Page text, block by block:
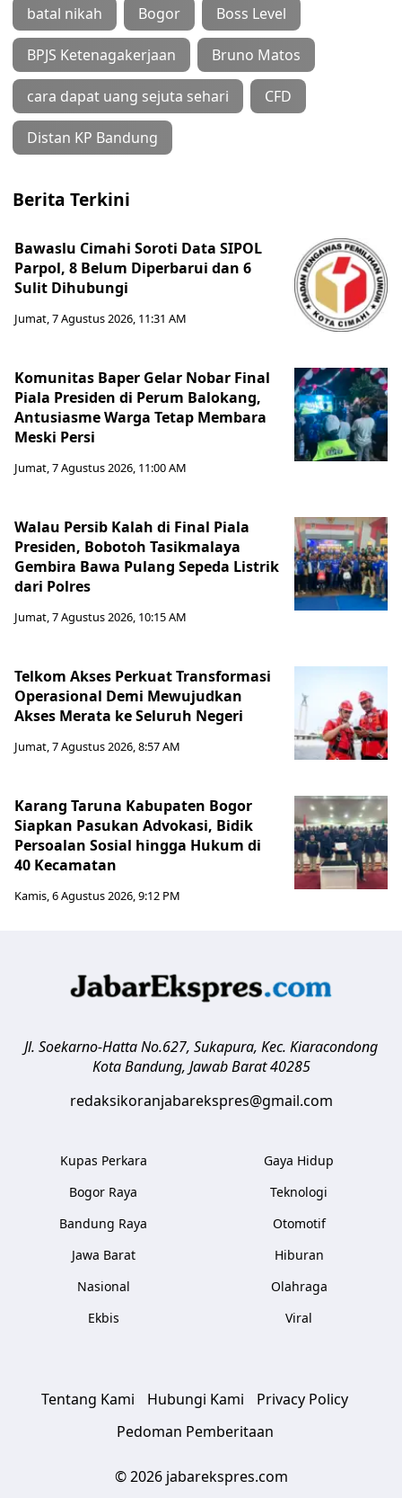
batal nikah Bogor Boss Level
BPJS Ketenagakerjaan Bruno Matos
cara dapat uang sejuta sehari CFD
Distan KP Bandung
Berita Terkini
Bawaslu Cimahi Soroti Data SIPOL
Parpol, 8 Belum Diperbarui dan 6
Sulit Dihubungi
Jumat, 7 Agustus 2026, 11:31 AM
Komunitas Baper Gelar Nobar Final
Piala Presiden di Perum Balokang,
Antusiasme Warga Tetap Membara
Meski Persi
Jumat, 7 Agustus 2026, 11:00 AM
Walau Persib Kalah di Final Piala
Presiden, Bobotoh Tasikmalaya
Gembira Bawa Pulang Sepeda Listrik
dari Polres
Jumat, 7 Agustus 2026, 10:15 AM
Telkom Akses Perkuat Transformasi
Operasional Demi Mewujudkan
Akses Merata ke Seluruh Negeri
Jumat, 7 Agustus 2026, 8:57 AM
Karang Taruna Kabupaten Bogor
Siapkan Pasukan Advokasi, Bidik
Persoalan Sosial hingga Hukum di
40 Kecamatan
Kamis, 6 Agustus 2026, 9:12 PM
Jl. Soekarno-Hatta No.627, Sukapura, Kec. Kiaracondong
Kota Bandung, Jawab Barat 40285
redaksikoranjabarekspres@gmail.com
Kupas Perkara
Bogor Raya
Bandung Raya
Jawa Barat
Nasional
Ekbis
Gaya Hidup
Teknologi
Otomotif
Hiburan
Olahraga
Viral
Tentang Kami Hubungi Kami
Privacy Policy
Pedoman Pemberitaan
© 2026 jabarekspres.com